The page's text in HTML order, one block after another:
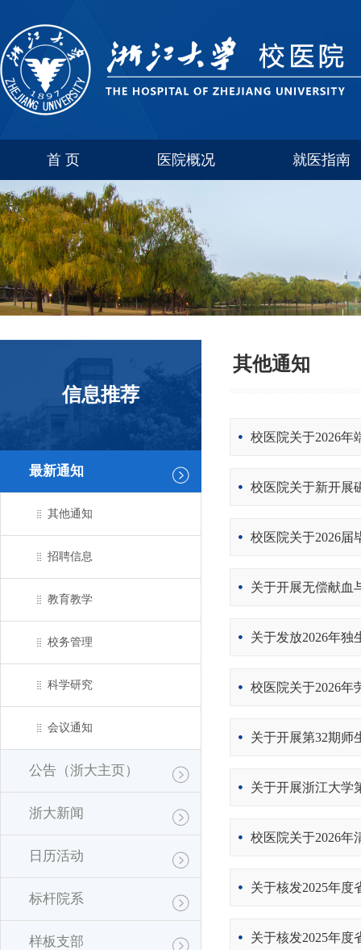
首 页 医院概况
联系方式
科室简介
就医指南
华家池
信息推荐
最新通知
其他通知
招聘信息
教育教学
校务管理
科学研究
会议通知
公告（浙大主页）
浙大新闻
日历活动
标杆院系
样板支部
其他通知
校医院关于2026年
校医院关于新开展
校医院关于2026届
关于开展无偿献血
关于发放2026年独
校医院关于2026年
关于开展第32期师
关于开展浙江大学
校医院关于2026年
关于核发2025年度
关于核发2025年度